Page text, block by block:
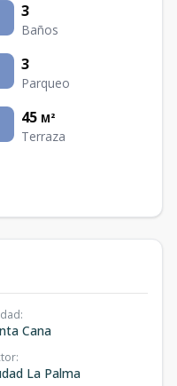
3
Baños
3
Parqueo
45 M²
Terraza
:
Cana
:
La Palma